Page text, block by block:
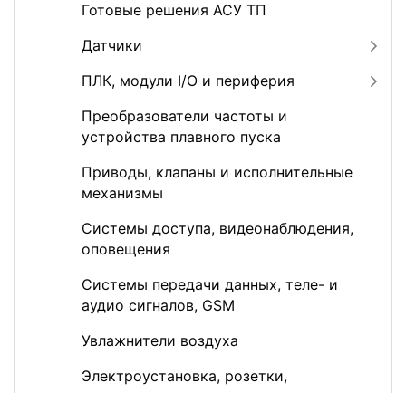
Готовые решения АСУ ТП
Датчики
ПЛК, модули I/O и периферия
Преобразователи частоты и
устройства плавного пуска
Приводы, клапаны и исполнительные
механизмы
Системы доступа, видеонаблюдения,
оповещения
Системы передачи данных, теле- и
аудио сигналов, GSM
Увлажнители воздуха
Электроустановка, розетки,